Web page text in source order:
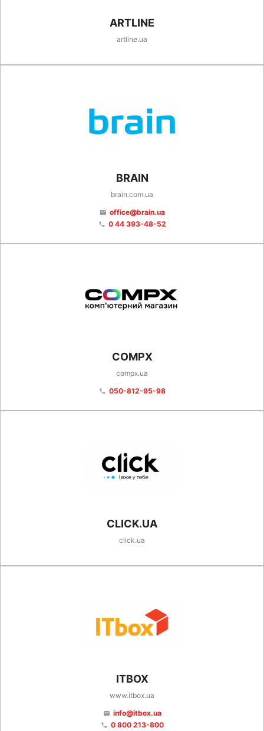
ARTLINE
artline.ua
BRAIN
brain.com.ua
email office@brain.ua
phone 0 44 393-48-52
COMPX
compx.ua
phone 050-812-95-98
CLICK.UA
click.ua
ITBOX
www.itbox.ua
email info@itbox.ua
phone 0 800 213-800